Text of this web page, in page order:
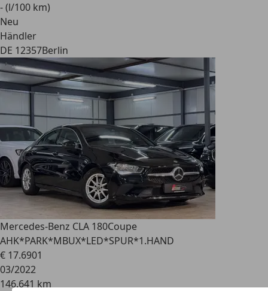
- (l/100 km)
Neu
Händler
DE 12357Berlin
Mercedes-Benz CLA 180Coupe
AHK*PARK*MBUX*LED*SPUR*1.HAND
€ 17.6901
03/2022
146.641 km